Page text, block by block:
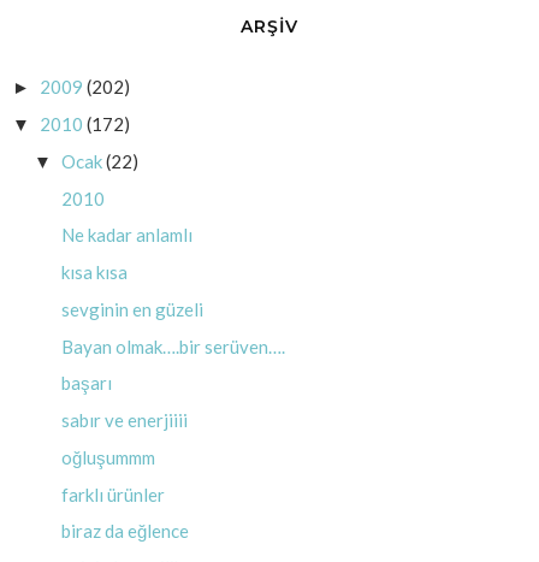
ARŞİV
► 2009 (202)
▼ 2010 (172)
▼ Ocak(22)
2010
Ne kadar anlamlı
kısa kısa
sevginin en güzeli
Bayan olmak….bir serüven….
başarı
sabır ve enerjiiii
oğluşummm
farklı ürünler
biraz da eğlence